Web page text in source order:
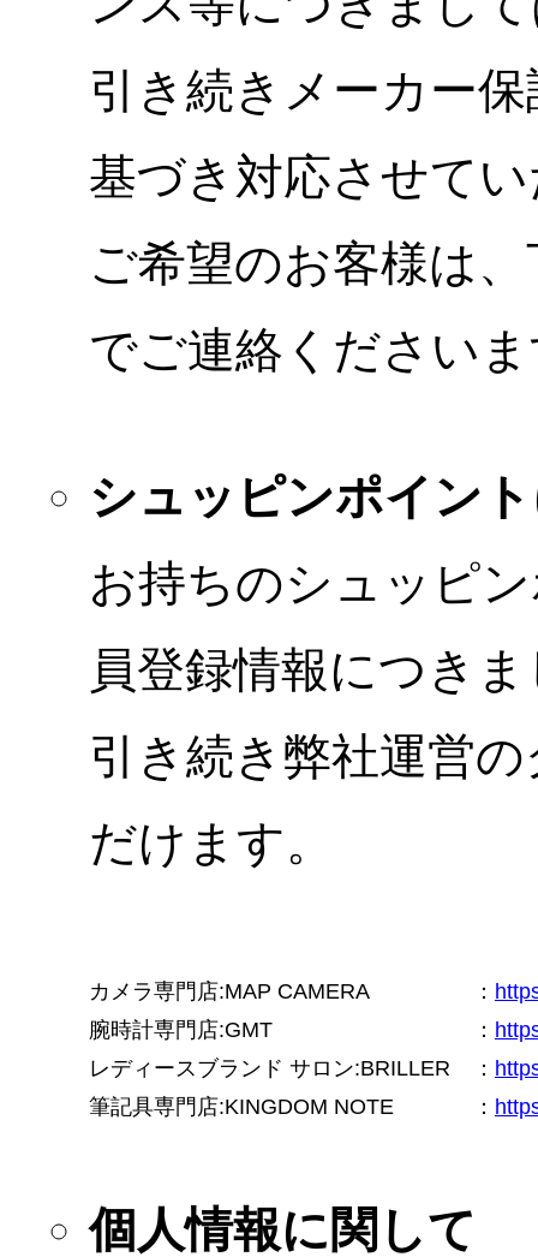
引き続きメーカー
基づき対応させて
ご希望のお客様は
でご連絡ください
シュッピンポイン
お持ちのシュッピ
員登録情報につき
引き続き弊社運営
だけます。
カメラ専門店:MAP CAMERA ：
腕時計専門店:GMT
：
レディースブランド サロン:BRILLER
：
筆記具専門店:KINGDOM NOTE
：
個人情報に関して